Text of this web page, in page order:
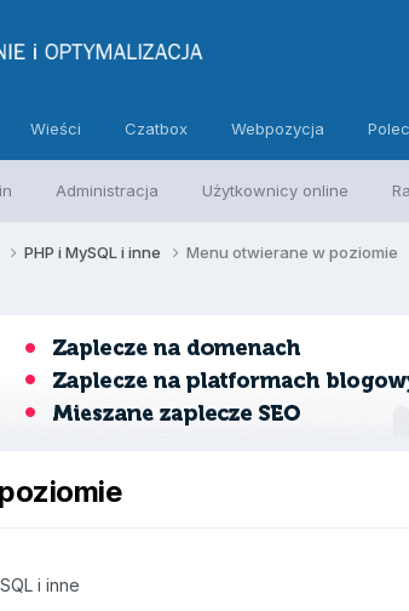
Administracja Użytkownicy online
Wieści Czatbox Webpozycja
PHP i MySQL i inne Menu otwierane w poziomie
i inne